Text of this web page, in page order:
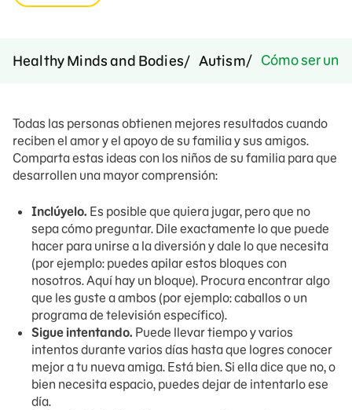
Healthy Minds and Bodies Autism Cómo ser un
Todas las personas obtienen mejores resultados cuando
reciben el amor y el apoyo de su familia y sus amigos.
Comparta estas ideas con los niños de su familia para que
desarrollen una mayor comprensión:
Inclúyelo. Es posible que quiera jugar, pero que no
sepa cómo preguntar. Dile exactamente lo que puede
hacer para unirse a la diversión y dale lo que necesita
(por ejemplo: puedes apilar estos bloques con
nosotros. Aquí hay un bloque). Procura encontrar algo
que les guste a ambos (por ejemplo: caballos o un
programa de televisión específico).
Sigue intentando. Puede llevar tiempo y varios
intentos durante varios días hasta que logres conocer
mejor a tu nueva amiga. Está bien. Si ella dice que no, o
bien necesita espacio, puedes dejar de intentarlo ese
día.